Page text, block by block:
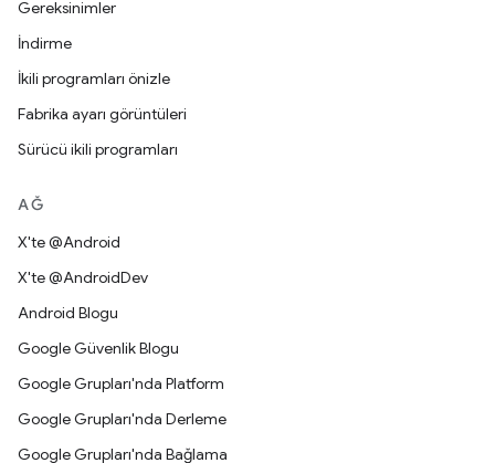
Gereksinimler
İndirme
İkili programları önizle
Fabrika ayarı görüntüleri
Sürücü ikili programları
AĞ
X'te @Android
X'te @AndroidDev
Android Blogu
Google Güvenlik Blogu
Google Grupları'nda Platform
Google Grupları'nda Derleme
Google Grupları'nda Bağlama